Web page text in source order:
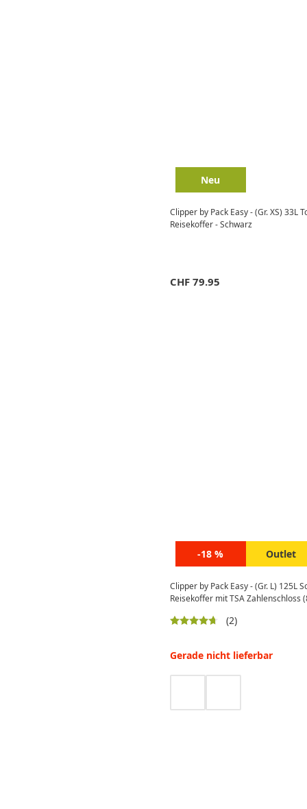
Neu
Clipper by Pack Easy - (Gr. XS) 33L
Reisekoffer - Schwarz
CHF 79.95
-18 % Outlet
Clipper by Pack Easy - (Gr. L) 125L
Reisekoffer mit TSA Zahlenschloss
(2)
Gerade nicht lieferbar